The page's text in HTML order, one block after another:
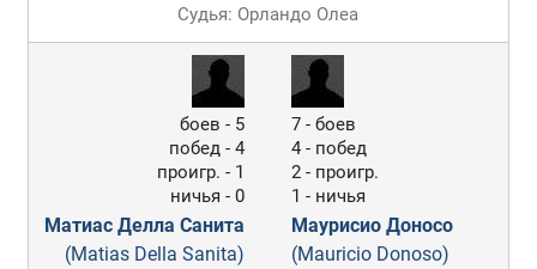
Судья: Орландо Олеа
боев - 5
побед - 4
проигр. - 1
ничья - 0
Матиас Делла Санита
(Matias Della Sanita)
7 - боев
4 - побед
2 - проигр.
1 - ничья
Маурисио Доносо
(Mauricio Donoso)